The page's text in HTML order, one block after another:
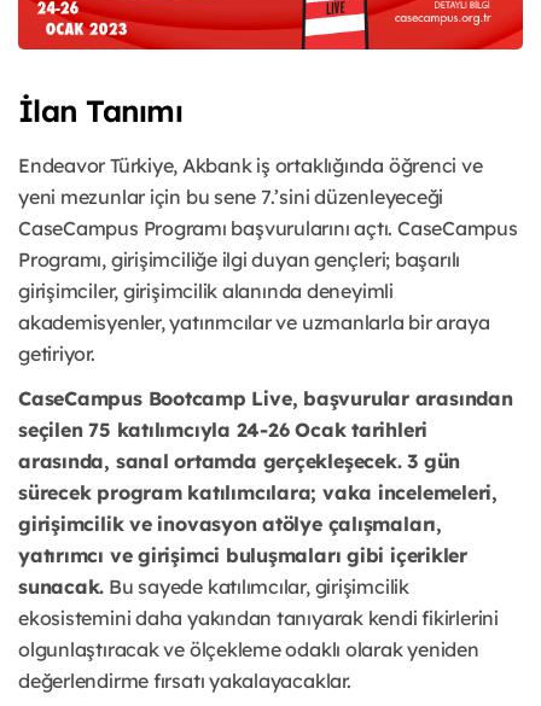
İlan Tanımı
Endeavor Türkiye, Akbank iş ortaklığında öğrenci ve
yeni mezunlar için bu sene 7.’sini düzenleyeceği
CaseCampus Programı başvurularını açtı. CaseCampus
Programı, girişimciliğe ilgi duyan gençleri; başarılı
girişimciler, girişimcilik alanında deneyimli
akademisyenler, yatırımcılar ve uzmanlarla bir araya
getiriyor.
CaseCampus Bootcamp Live, başvurular arasından
seçilen 75 katılımcıyla 24-26 Ocak tarihleri
arasında, sanal ortamda gerçekleşecek. 3 gün
sürecek program katılımcılara; vaka incelemeleri,
girişimcilik ve inovasyon atölye çalışmaları,
yatırımcı ve girişimci buluşmaları gibi içerikler
sunacak. Bu sayede katılımcılar, girişimcilik
ekosistemini daha yakından tanıyarak kendi fikirlerini
olgunlaştıracak ve ölçekleme odaklı olarak yeniden
değerlendirme fırsatı yakalayacaklar.